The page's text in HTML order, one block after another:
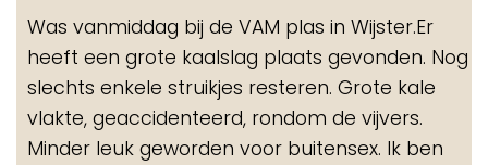
Was vanmiddag bij de VAM plas in Wijster.Er
heeft een grote kaalslag plaats gevonden. Nog
slechts enkele struikjes resteren. Grote kale
vlakte, geaccidenteerd, rondom de vijvers.
Minder leuk geworden voor buitensex. Ik ben